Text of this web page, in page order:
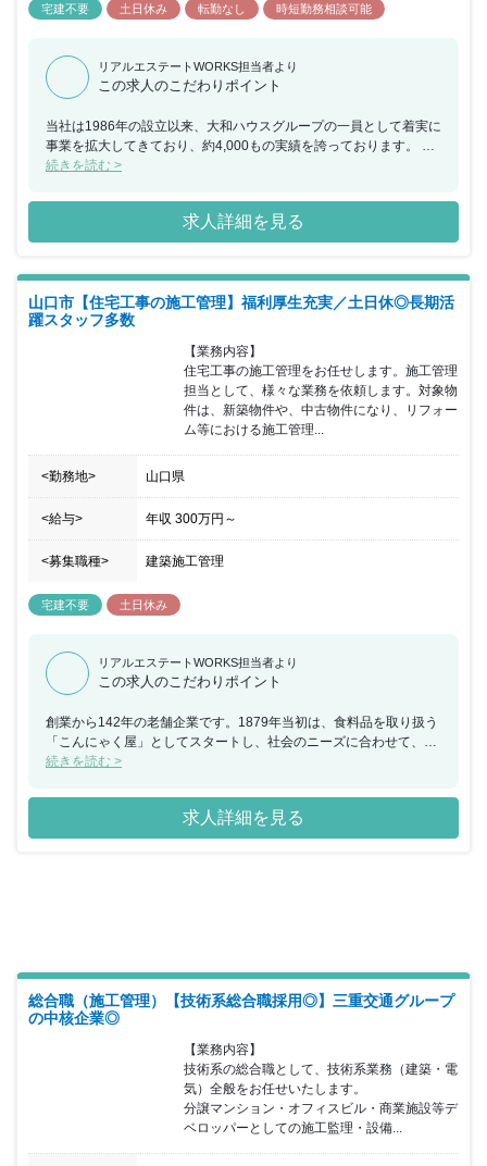
宅建不要 土日休み 転勤なし 時短勤務相談可能
リアルエステートWORKS担当者より
この求人のこだわりポイント
当社は1986年の設立以来、大和ハウスグループの一員として着実に
事業を拡大してきており、約4,000もの実績を誇っております。 大
和ハウス工業100％出資子会社である同社は、商業施設デベロッパ
な形態の商業施設をプロデュース出来るのも魅力の一つです。ま
た、地域の人にとっての「衣食住」の重要な拠点を施工・管理でき
るため、お客様が足を運んでいただけることはやりがいとなりま
おり、安心した就業環境に身を置くことができ、年間休日も120日
以上で土日祝日休みのため、ワークライフバランスも整っておりま
す。 また、当社は働きやすい以下の環境を実現しております。 ■勤
社員への転換が可能（給与額、対象となる福利厚生制度は異なる）
■朝7時前の出勤、21時以降の残業の原則禁止 ■勤務間インターバル
制度として、勤務終了から9時間は勤務間インターバルを設け、生
活時間や睡眠時間を確保
続きを読む >
求人詳細を見る
山口市【住宅工事の施工管理】福利厚生充実／土日休◎長期活
躍スタッフ多数
【業務内容】
住宅工事の施工管理をお任せします。施工管理
担当として、様々な業務を依頼します。対象物
件は、新築物件や、中古物件になり、リフォー
ム等における施工管理...
<勤務地> 山口県
<給与> 年収 300万円 ～
<募集職種> 建築施工管理
宅建不要 土日休み
リアルエステートWORKS担当者より
この求人のこだわりポイント
創業から142年の老舗企業です。1879年当初は、食料品を取り扱う
「こんにゃく屋」としてスタートし、社会のニーズに合わせて、そ
の後生活雑貨店・建材店を経て現在の事業を始めます。時流を読み
の鍵でした。今後も同社は、積極的に変わり続けます。社員全員が
仕事もプライベートも充実できる様に、多岐にわたるな福利厚生が
あります。また、高い目的意識を持って仕事に当たる環境の中で、
続きを読む >
求人詳細を見る
総合職（施工管理）【技術系総合職採用◎】三重交通グループ
の中核企業◎
【業務内容】
技術系の総合職として、技術系業務（建築・電
気）全般をお任せいたします。
分譲マンション・オフィスビル・商業施設等デ
ベロッパーとしての施工監理・設備...